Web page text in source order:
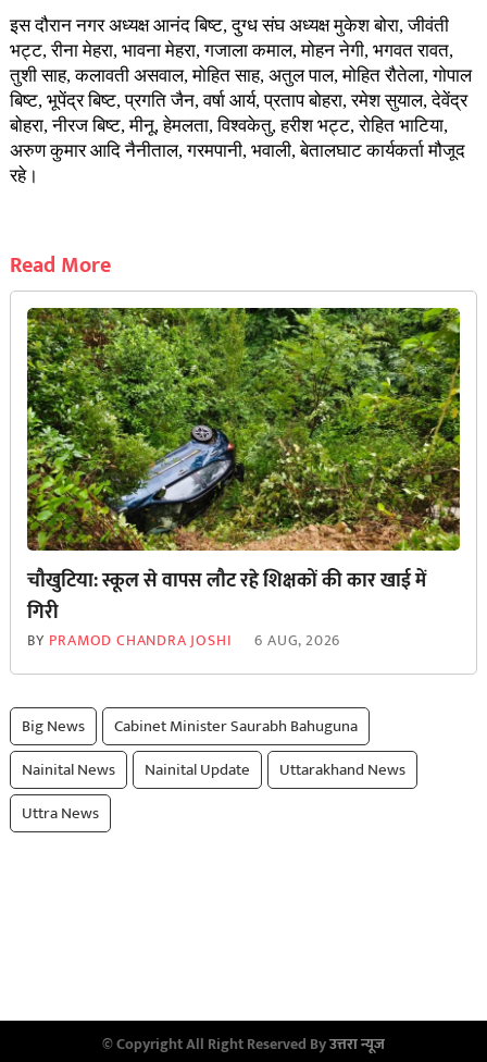
इस दौरान नगर अध्यक्ष आनंद बिष्ट, दुग्ध संघ अध्यक्ष मुकेश बोरा, जीवंती
भट्ट, रीना मेहरा, भावना मेहरा, गजाला कमाल, मोहन नेगी, भगवत रावत,
तुशी साह, कलावती असवाल, मोहित साह, अतुल पाल, मोहित रौतेला, गोपाल
बिष्ट, भूपेंद्र बिष्ट, प्रगति जैन, वर्षा आर्य, प्रताप बोहरा, रमेश सुयाल, देवेंद्र
बोहरा, नीरज बिष्ट, मीनू, हेमलता, विश्वकेतु, हरीश भट्ट, रोहित भाटिया,
अरुण कुमार आदि नैनीताल, गरमपानी, भवाली, बेतालघाट कार्यकर्ता मौजूद
रहे।
Read More
चौखुटिया: स्कूल से वापस लौट रहे शिक्षकों की कार खाई में
गिरी
BY PRAMOD CHANDRA JOSHI 6 AUG, 2026
Big News
Cabinet Minister Saurabh Bahuguna
Nainital News
Nainital Update
Uttarakhand News
Uttra News
© Copyright All Right Reserved Byउत्तरा न्यूज